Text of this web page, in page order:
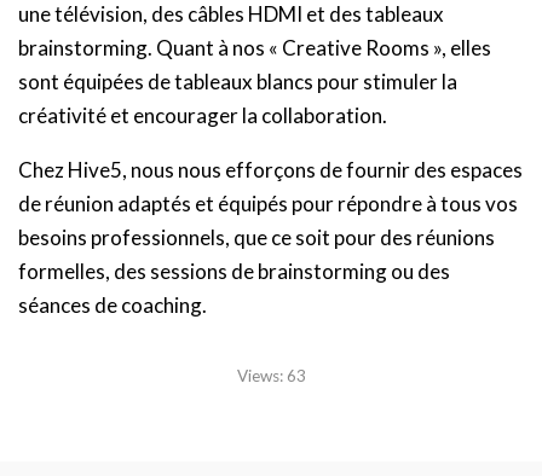
une télévision, des câbles HDMI et des tableaux
brainstorming. Quant à nos « Creative Rooms », elles
sont équipées de tableaux blancs pour stimuler la
créativité et encourager la collaboration.
Chez Hive5, nous nous efforçons de fournir des espaces
de réunion adaptés et équipés pour répondre à tous vos
besoins professionnels, que ce soit pour des réunions
formelles, des sessions de brainstorming ou des
séances de coaching.
Views: 63